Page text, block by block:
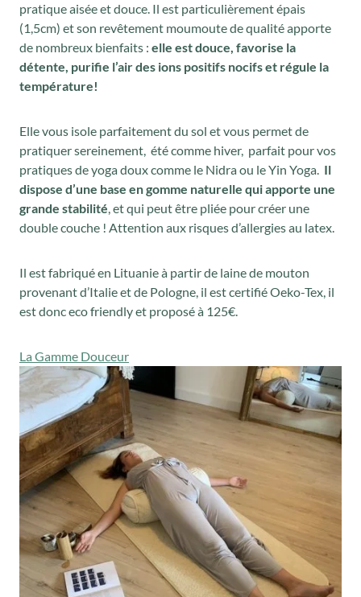
pratique aisée et douce. Il est particulièrement épais
(1,5cm) et son revêtement moumoute de qualité apporte
de nombreux bienfaits : elle est douce, favorise la
détente, purifie l’air des ions positifs nocifs et régule la
température!
Elle vous isole parfaitement du sol et vous permet de
pratiquer sereinement, été comme hiver, parfait pour vos
pratiques de yoga doux comme le Nidra ou le Yin Yoga. Il
dispose d’une base en gomme naturelle qui apporte une
grande stabilité, et qui peut être pliée pour créer une
double couche ! Attention aux risques d’allergies au latex.
Il est fabriqué en Lituanie à partir de laine de mouton
provenant d’Italie et de Pologne, il est certifié Oeko-Tex, il
est donc eco friendly et proposé à 125€.
La Gamme Douceur